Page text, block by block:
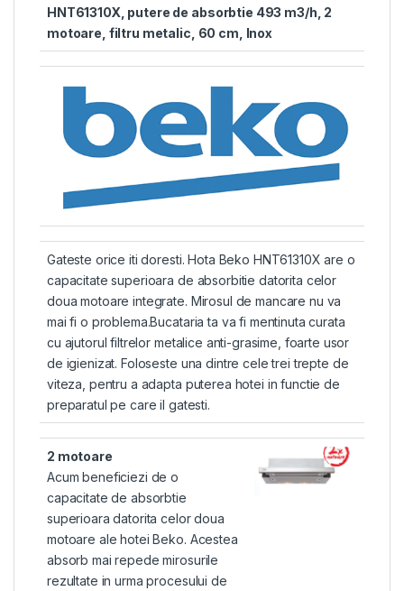
HNT61310X, putere de absorbtie 493 m3/h, 2
motoare, filtru metalic, 60 cm, Inox
Gateste orice iti doresti. Hota Beko HNT61310X are o
capacitate superioara de absorbitie datorita celor
doua motoare integrate. Mirosul de mancare nu va
mai fi o problema.Bucataria ta va fi mentinuta curata
cu ajutorul filtrelor metalice anti-grasime, foarte usor
de igienizat. Foloseste una dintre cele trei trepte de
viteza, pentru a adapta puterea hotei in functie de
preparatul pe care il gatesti.
2 motoare
Acum beneficiezi de o
capacitate de absorbtie
superioara datorita celor doua
motoare ale hotei Beko. Acestea
absorb mai repede mirosurile
rezultate in urma procesului de